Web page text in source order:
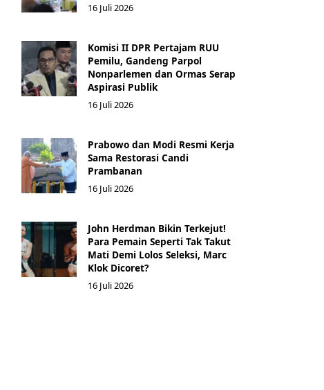
16 Juli 2026
Komisi II DPR Pertajam RUU
Pemilu, Gandeng Parpol
Nonparlemen dan Ormas Serap
Aspirasi Publik
16 Juli 2026
Prabowo dan Modi Resmi Kerja
Sama Restorasi Candi
Prambanan
16 Juli 2026
John Herdman Bikin Terkejut!
Para Pemain Seperti Tak Takut
Mati Demi Lolos Seleksi, Marc
Klok Dicoret?
16 Juli 2026